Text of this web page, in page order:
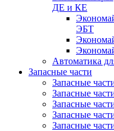
ДЕ и КЕ
ЭБТ
Автоматика
Запасные части
Запасные
Запасные
Запасные
Запасные
Запасные